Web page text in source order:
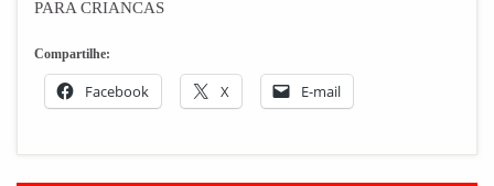
PARA CRIANCAS
Compartilhe:
Facebook X E-mail